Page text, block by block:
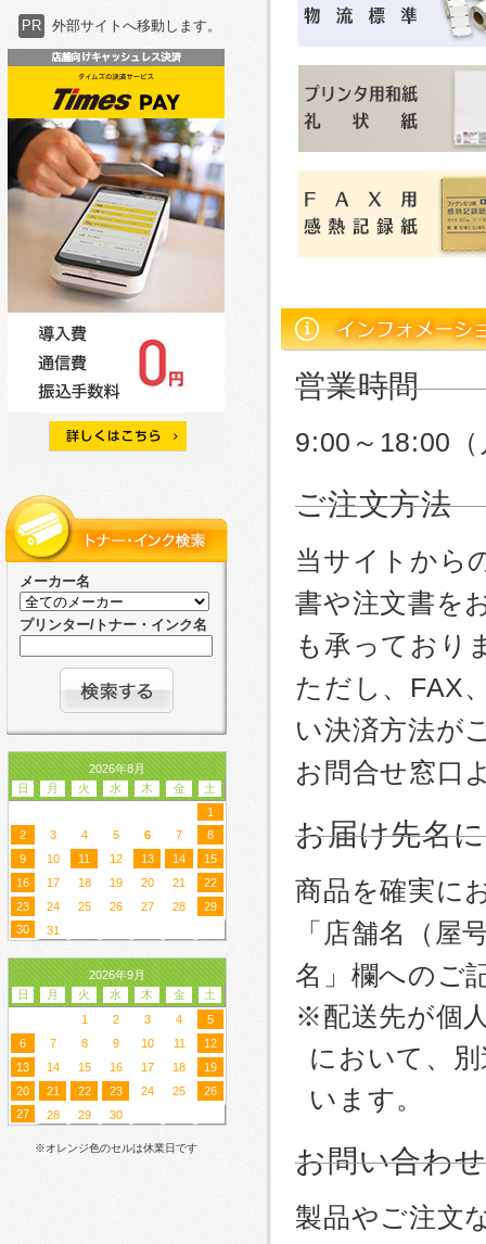
PR 外部サイトへ移動します。
メーカー名
プリンター/トナー・インク名
2026年8月
日
月 火 水 木 金
土
1
2
3 4 5 6 7
8
9
10 11 12 13 14
15
16
17 18 19 20 21
22
23
24 25 26 27 28
29
30
31
2026年9月
日
月 火 水 木 金
土
1
2 3 4
5
6
7 8 9 10 11
12
13
14 15 16 17 18
19
20
21 22 23 24 25
26
27
28 29 30
※オレンジ色のセルは休業日です
営業時間
9:00～18:00
ご注文方法
当サイトから
書や注文書を
も承っており
ただし、FAX
い決済方法が
お問合せ窓口
お届け先名
商品を確実に
「店舗名（屋
名」欄へのご
※配送先が個
において、
います。
お問い合わせ
製品やご注文